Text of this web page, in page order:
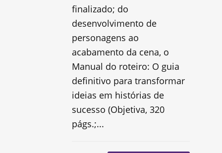
finalizado; do
desenvolvimento de
personagens ao
acabamento da cena, o
Manual do roteiro: O guia
definitivo para transformar
ideias em histórias de
sucesso (Objetiva, 320
págs.;...